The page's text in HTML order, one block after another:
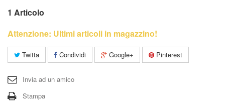
1 Articolo
Attenzione: Ultimi articoli in magazzino!
Twitta Condividi Google+ Pinterest
Invia ad un amico
Stampa